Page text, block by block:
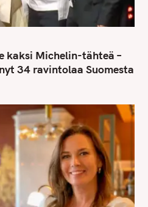
kaksi Michelin-tähteä –
34 ravintolaa Suomesta